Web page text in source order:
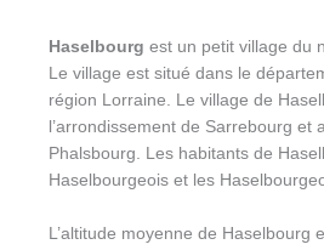
v
e
Haselbourg est un petit village du
Le village est situé dans le
région Lorraine. Le village de
l’arrondissement de Sarrebourg et
Phalsbourg. Les habitants de
Haselbourgeois et les
L’altitude moyenne de Haselbourg